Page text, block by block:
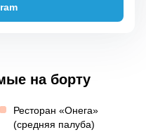
на борту
Ресторан «Онега»
(средняя палуба)